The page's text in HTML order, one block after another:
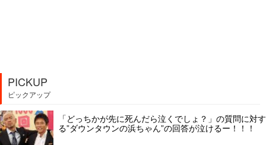
PICKUP
ピックアップ
「どっちかが先に死んだら泣くでしょ？」の質問に対す
る”ダウンタウンの浜ちゃん”の回答が泣けるー！！！